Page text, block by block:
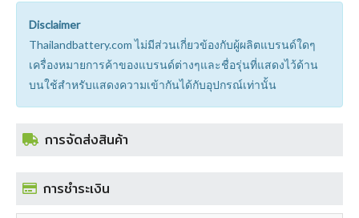
Disclaimer
Thailandbattery.com ไม่มีส่วนเกี่ยวข้องกับผู้ผลิตแบรนด์ใดๆ
เครื่องหมายการค้าของแบรนด์ต่างๆและชื่อรุ่นที่แสดงไว้ด้าน
บนใช้สำหรับแสดงความเข้ากันได้กับอุปกรณ์เท่านั้น
การจัดส่งสินค้า
การชำระเงิน